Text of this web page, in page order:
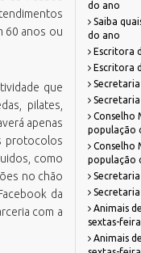
Orgão Colegiado
Comitê Gestor
RH Parcerias
RHWeb
Sistema de Ponto
Webmail
60 anos ou
que
pilates,
apenas
protocolos
como
no chão
da
com a
do ano
Saiba
do ano
Escritora
Escritora
Secretaria
Secretaria
Conselho
população
Conselho
população
Secretaria
Secretaria
Animais
sextas-
Animais